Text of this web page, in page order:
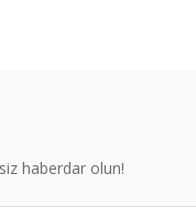
pahalı.
olmalı.
haberdar olun!